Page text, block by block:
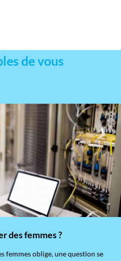
de vous
des femmes ?
femmes oblige, une question se